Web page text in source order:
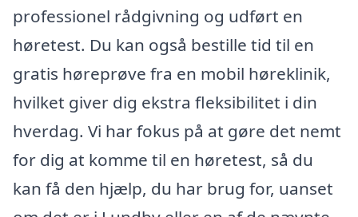
professionel rådgivning og udført en
høretest. Du kan også bestille tid til en
gratis høreprøve fra en mobil høreklinik,
hvilket giver dig ekstra fleksibilitet i din
hverdag. Vi har fokus på at gøre det nemt
for dig at komme til en høretest, så du
kan få den hjælp, du har brug for, uanset